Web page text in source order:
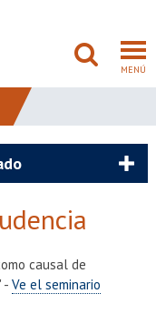
MENÚ
causal de
- Ve el seminario